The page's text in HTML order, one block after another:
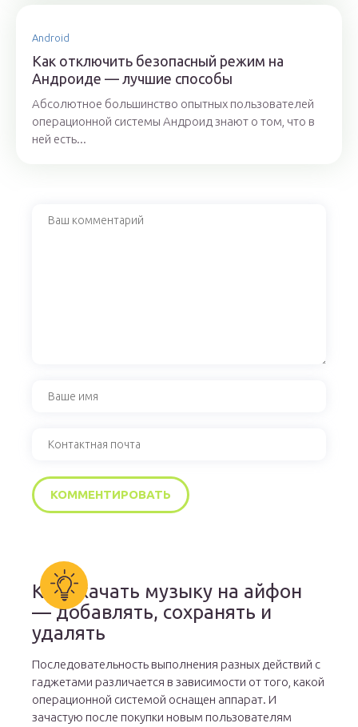
Android
Как отключить безопасный режим на
Андроиде — лучшие способы
Абсолютное большинство опытных пользователей
операционной системы Андроид знают о том, что в
ней есть...
Как скачать музыку на айфон
— добавлять, сохранять и
удалять
Последовательность выполнения разных действий с
гаджетами различается в зависимости от того, какой
операционной системой оснащен аппарат. И
зачастую после покупки новым пользователям